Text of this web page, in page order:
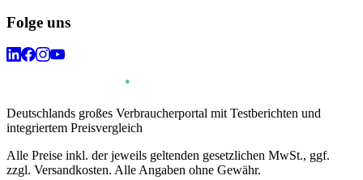
Folge uns
Deutschlands großes Verbraucherportal mit Testberichten und
integriertem Preisvergleich
Alle Preise inkl. der jeweils geltenden gesetzlichen MwSt., ggf.
zzgl. Versandkosten. Alle Angaben ohne Gewähr.